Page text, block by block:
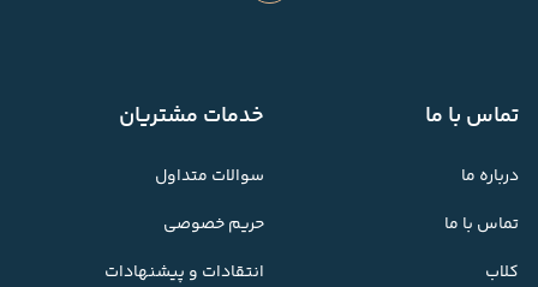
تماس با ما
درباره ما
تماس با ما
کلاب
خدمات مشتریان
سوالات متداول
حریم خصوصی
انتقادات و پیشنهادات